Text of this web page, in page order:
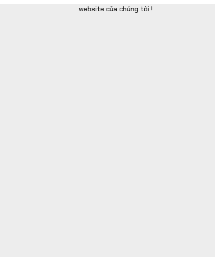
website của chúng tôi !